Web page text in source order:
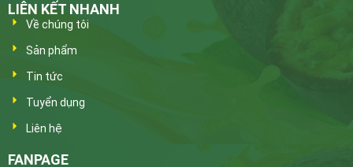
LIÊN KẾT NHANH
Về chúng tôi
Sản phẩm
Tin tức
Tuyển dụng
Liên hệ
FANPAGE